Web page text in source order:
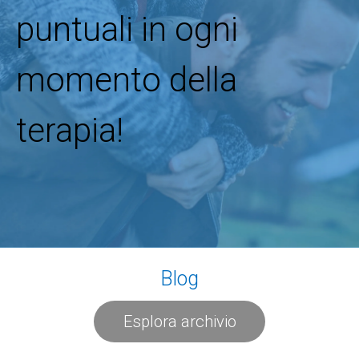
puntuali in ogni
momento della
terapia!
Blog
Esplora archivio